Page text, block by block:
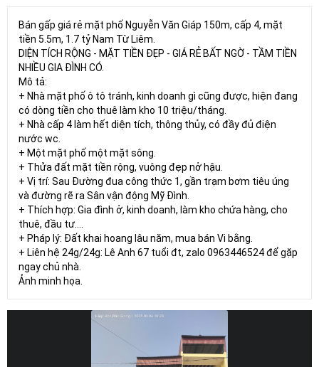
Bán gấp giá rẻ mặt phố Nguyễn Văn Giáp 150m, cấp 4, mặt
tiền 5.5m, 1.7 tỷ Nam Từ Liêm.
DIỆN TÍCH RỘNG - MẶT TIỀN ĐẸP - GIÁ RẺ BẤT NGỜ - TẦM TIỀN
NHIỀU GIA ĐÌNH CÓ.
Mô tả:
+ Nhà mặt phố ô tô tránh, kinh doanh gì cũng được, hiện đang
có dòng tiền cho thuê làm kho 10 triệu/tháng.
+ Nhà cấp 4 làm hết diện tích, thông thủy, có đầy đủ điện
nước wc.
+ Một mặt phố một mặt sông.
+ Thửa đất mặt tiền rộng, vuông đẹp nở hậu.
+ Vị trí: Sau Đường đua công thức 1, gần trạm bơm tiêu úng
và đường rẽ ra Sân vận động Mỹ Đình.
+ Thích hợp: Gia đình ở, kinh doanh, làm kho chứa hàng, cho
thuê, đầu tư….
+ Pháp lý: Đất khai hoang lâu năm, mua bán Vi bằng.
+ Liên hệ 24g/24g: Lê Anh 67 tuổi đt, zalo 0963446524 để gặp
ngay chủ nhà.
Ảnh minh họa.